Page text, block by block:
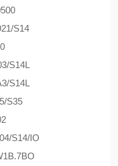
S14
S14L
S14L
S35
S14/IO